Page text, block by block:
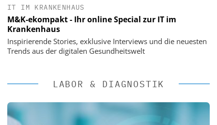
IT IM KRANKENHAUS
M&K-ekompakt - Ihr online Special zur IT im
Krankenhaus
Inspirierende Stories, exklusive Interviews und die neuesten
Trends aus der digitalen Gesundheitswelt
LABOR & DIAGNOSTIK